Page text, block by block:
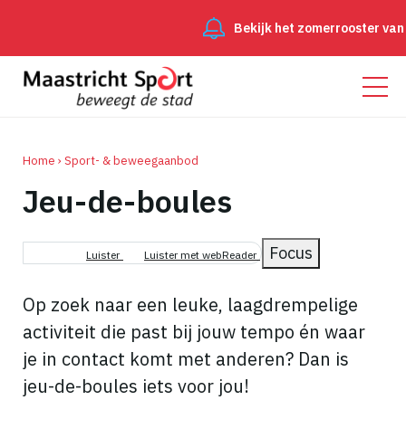
Bekijk het zomerrooster van
Kruimelpad
Home Sport- & beweegaanbod
Jeu-de-boules
Luister Luister met webReader Focus
Op zoek naar een leuke, laagdrempelige
activiteit die past bij jouw tempo én waar
je in contact komt met anderen? Dan is
jeu-de-boules iets voor jou!